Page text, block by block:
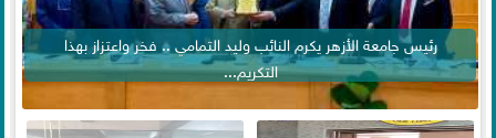
رئيس جامعة الأزهر يكرم النائب وليد التمامي .. فخر واعتزاز بهذا
التكريم...